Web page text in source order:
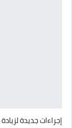
إجراءات جديدة